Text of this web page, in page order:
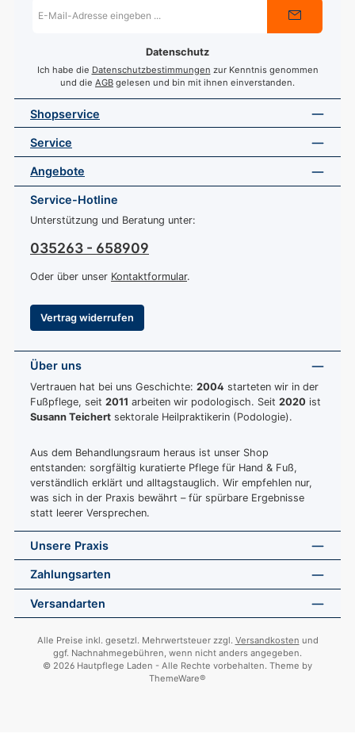
Mail-
Datenschutz
Ich habe die Datenschutzbestimmungen zur Kenntnis genommen
und die AGB gelesen und bin mit ihnen einverstanden.
Shopservice
Service
Angebote
Service-Hotline
Unterstützung und Beratung unter:
035263 - 658909
Oder über unser Kontaktformular.
Vertrag widerrufen
Über uns
Vertrauen hat bei uns Geschichte: 2004 starteten wir in der
Fußpflege, seit 2011 arbeiten wir podologisch. Seit 2020 ist
Susann Teichert sektorale Heilpraktikerin (Podologie).
Aus dem Behandlungsraum heraus ist unser Shop
entstanden: sorgfältig kuratierte Pflege für Hand & Fuß,
verständlich erklärt und alltagstauglich. Wir empfehlen nur,
was sich in der Praxis bewährt – für spürbare Ergebnisse
statt leerer Versprechen.
Unsere Praxis
Zahlungsarten
Versandarten
Alle Preise inkl. gesetzl. Mehrwertsteuer zzgl. Versandkosten und
ggf. Nachnahmegebühren, wenn nicht anders angegeben.
© 2026 Hautpflege Laden - Alle Rechte vorbehalten. Theme by
ThemeWare®